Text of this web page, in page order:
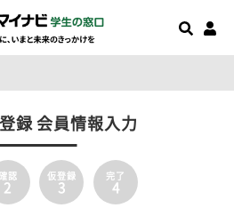
録 会員情報入力
確認
2
仮登録
3
完了
4